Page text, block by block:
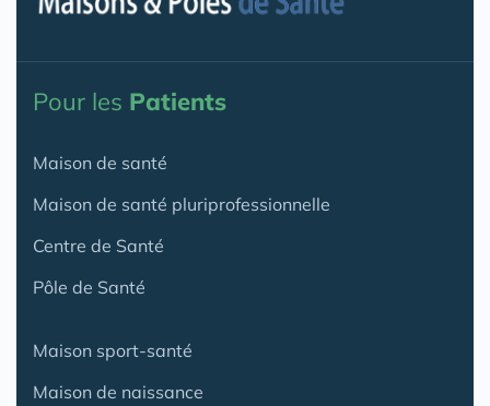
Pour les Patients
Maison de santé
Maison de santé pluriprofessionnelle
Centre de Santé
Pôle de Santé
Maison sport-santé
Maison de naissance